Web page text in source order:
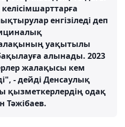
енгізіледі деп
уақытылы
алынады. 2023
жалақысы кем
- дейді Денсаулық
қызметкерлердің одақ